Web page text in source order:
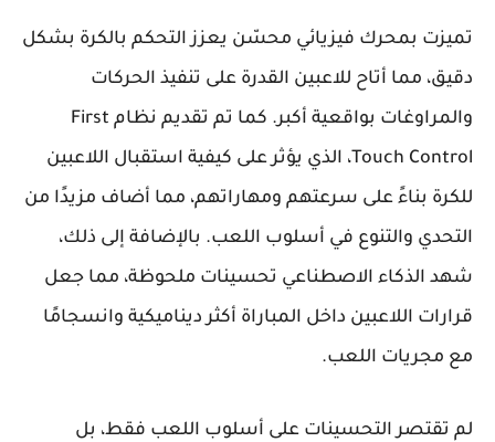
تميزت بمحرك فيزيائي محسّن يعزز التحكم بالكرة بشكل
دقيق، مما أتاح للاعبين القدرة على تنفيذ الحركات
والمراوغات بواقعية أكبر. كما تم تقديم نظام First
Touch Control، الذي يؤثر على كيفية استقبال اللاعبين
للكرة بناءً على سرعتهم ومهاراتهم، مما أضاف مزيدًا من
التحدي والتنوع في أسلوب اللعب. بالإضافة إلى ذلك،
شهد الذكاء الاصطناعي تحسينات ملحوظة، مما جعل
قرارات اللاعبين داخل المباراة أكثر ديناميكية وانسجامًا
مع مجريات اللعب.
لم تقتصر التحسينات على أسلوب اللعب فقط، بل